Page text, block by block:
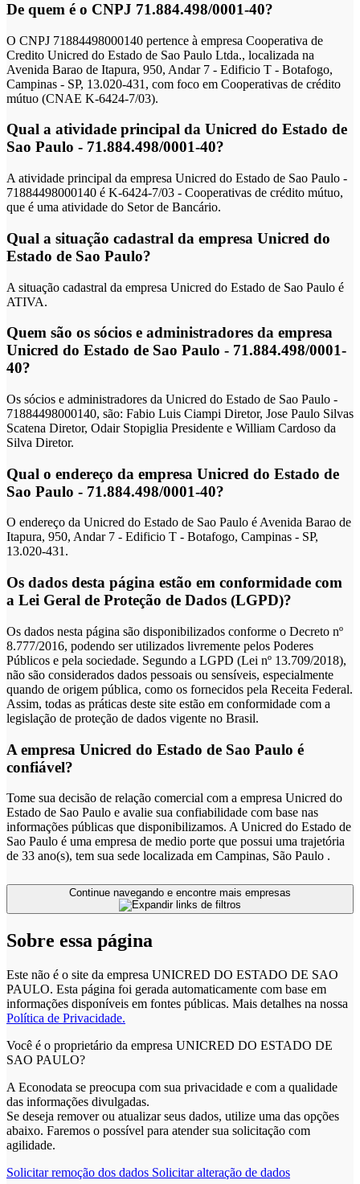
De quem é o CNPJ 71.884.498/0001-40?
O CNPJ 71884498000140 pertence à empresa Cooperativa de
Credito Unicred do Estado de Sao Paulo Ltda., localizada na
Avenida Barao de Itapura, 950, Andar 7 - Edificio T - Botafogo,
Campinas - SP, 13.020-431, com foco em Cooperativas de crédito
mútuo (CNAE K-6424-7/03).
Qual a atividade principal da Unicred do Estado de
Sao Paulo - 71.884.498/0001-40?
A atividade principal da empresa Unicred do Estado de Sao Paulo -
71884498000140 é K-6424-7/03 - Cooperativas de crédito mútuo,
que é uma atividade do Setor de Bancário.
Qual a situação cadastral da empresa Unicred do
Estado de Sao Paulo?
A situação cadastral da empresa Unicred do Estado de Sao Paulo é
ATIVA.
Quem são os sócios e administradores da empresa
Unicred do Estado de Sao Paulo - 71.884.498/0001-
40?
Os sócios e administradores da Unicred do Estado de Sao Paulo -
71884498000140, são: Fabio Luis Ciampi Diretor, Jose Paulo Silvas
Scatena Diretor, Odair Stopiglia Presidente e William Cardoso da
Silva Diretor.
Qual o endereço da empresa Unicred do Estado de
Sao Paulo - 71.884.498/0001-40?
O endereço da Unicred do Estado de Sao Paulo é Avenida Barao de
Itapura, 950, Andar 7 - Edificio T - Botafogo, Campinas - SP,
13.020-431.
Os dados desta página estão em conformidade com
a Lei Geral de Proteção de Dados (LGPD)?
Os dados nesta página são disponibilizados conforme o Decreto nº
8.777/2016, podendo ser utilizados livremente pelos Poderes
Públicos e pela sociedade. Segundo a LGPD (Lei nº 13.709/2018),
não são considerados dados pessoais ou sensíveis, especialmente
quando de origem pública, como os fornecidos pela Receita Federal.
Assim, todas as práticas deste site estão em conformidade com a
legislação de proteção de dados vigente no Brasil.
A empresa Unicred do Estado de Sao Paulo é
confiável?
Tome sua decisão de relação comercial com a empresa Unicred do
Estado de Sao Paulo e avalie sua confiabilidade com base nas
informações públicas que disponibilizamos. A Unicred do Estado de
Sao Paulo é uma empresa de medio porte que possui uma trajetória
de 33 ano(s), tem sua sede localizada em Campinas, São Paulo .
Sobre essa página
Este não é o site da empresa UNICRED DO ESTADO DE SAO
PAULO. Esta página foi gerada automaticamente com base em
informações disponíveis em fontes públicas. Mais detalhes na nossa
Política de Privacidade.
Você é o proprietário da empresa UNICRED DO ESTADO DE
SAO PAULO?
A Econodata se preocupa com sua privacidade e com a qualidade
das informações divulgadas.
Se deseja remover ou atualizar seus dados, utilize uma das opções
abaixo. Faremos o possível para atender sua solicitação com
agilidade.
Solicitar remoção dos dados Solicitar alteração de dados